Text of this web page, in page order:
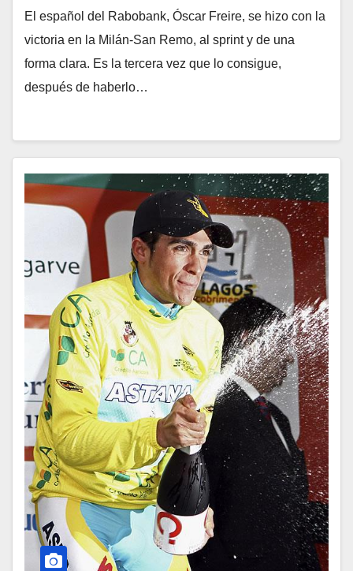
El español del Rabobank, Óscar Freire, se hizo con la
victoria en la Milán-San Remo, al sprint y de una
forma clara. Es la tercera vez que lo consigue,
después de haberlo…